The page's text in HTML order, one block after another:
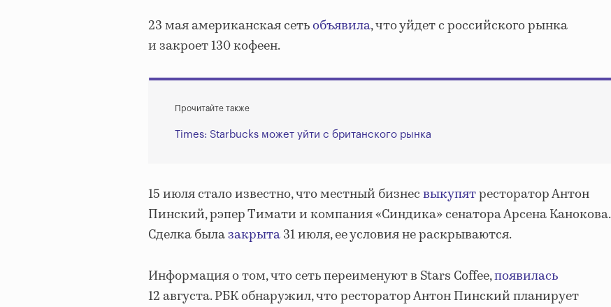
23 мая американская сетьобъявила, что уйдет с российского рынка
и закроет 130 кофеен.
Прочитайте также
Times: Starbucks может уйти с британского рынка
15 июля стало известно, что местный бизнесвыкупятресторатор Антон
Пинский, рэпер Тимати и компания «Синдика» сенатора Арсена Канокова.
Сделка былазакрыта31 июля, ее условия не раскрываются.
Информация о том, что сеть переименуют в Stars Coffee,появилась
12 августа. РБК обнаружил, что ресторатор Антон Пинский планирует